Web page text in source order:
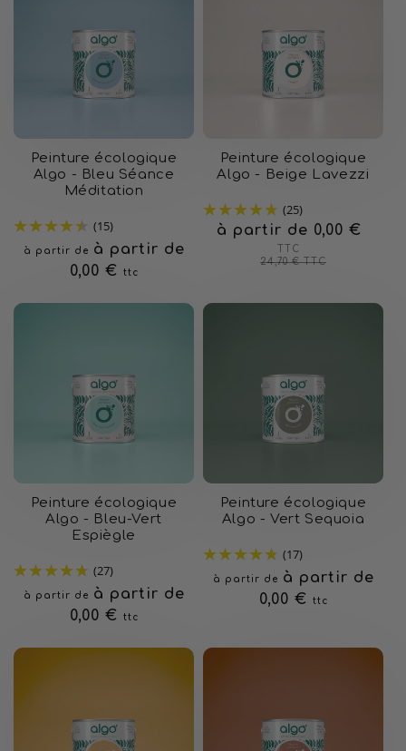
Peinture écologique
Algo - Bleu Séance
Méditation
(15)
Prix
habituel
à partir de
à partir de
0,00 €
ttc
Peinture écologique
Algo - Beige Lavezzi
(25)
Prix
habituel
24,70 € TTC
Prix
soldé
à partir de 0,00 €
TTC
Peinture écologique
Algo - Bleu-Vert
Espiègle
(27)
Prix
habituel
à partir de
à partir de
0,00 €
ttc
Peinture écologique
Algo - Vert Sequoia
(17)
Prix
habituel
à partir de
à partir de
0,00 €
ttc